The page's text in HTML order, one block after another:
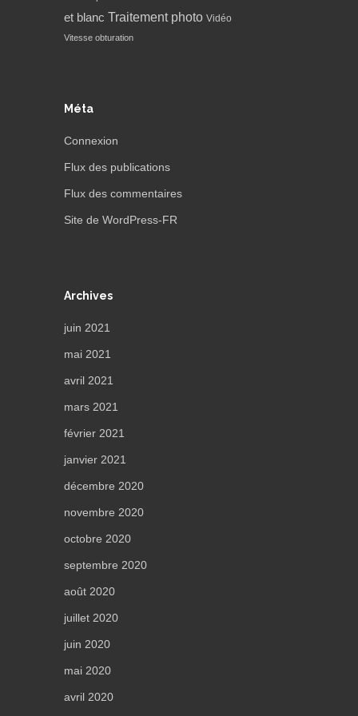
et blanc Traitement photo Vidéo
Vitesse obturation
Méta
Connexion
Flux des publications
Flux des commentaires
Site de WordPress-FR
Archives
juin 2021
mai 2021
avril 2021
mars 2021
février 2021
janvier 2021
décembre 2020
novembre 2020
octobre 2020
septembre 2020
août 2020
juillet 2020
juin 2020
mai 2020
avril 2020